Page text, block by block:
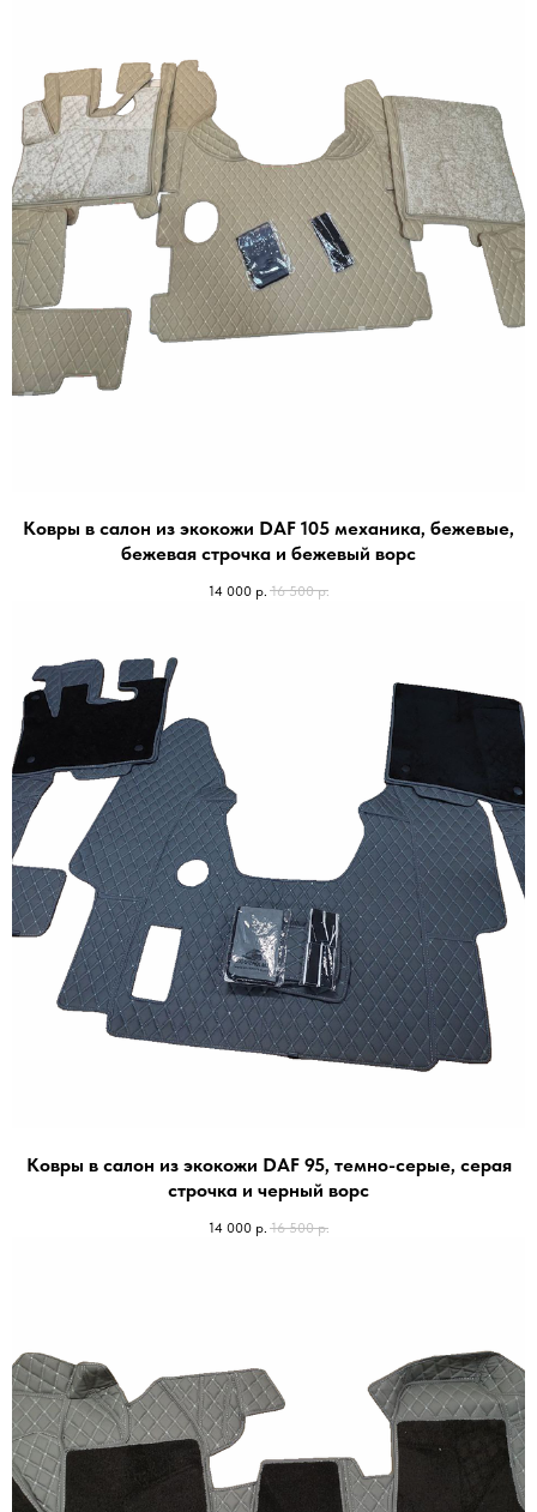
Ковры в салон из экокожи DAF 105 механика, бежевые,
бежевая строчка и бежевый ворс
14 000 р. 16 500 р.
Ковры в салон из экокожи DAF 95, темно-серые, серая
строчка и черный ворс
14 000 р. 16 500 р.